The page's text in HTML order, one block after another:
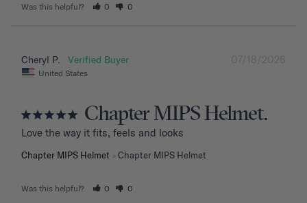
Was this helpful? 0 0
07/18/2026
Cheryl P.
United States
Chapter MIPS Helmet.
Love the way it fits, feels and looks
Chapter MIPS Helmet Chapter MIPS Helmet
Was this helpful? 0 0